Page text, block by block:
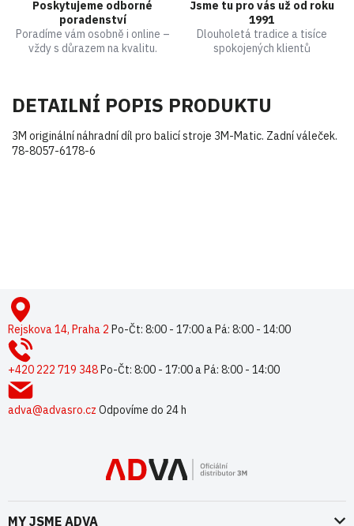
Poskytujeme odborné
poradenství
Poradíme vám osobně i online –
vždy s důrazem na kvalitu.
Jsme tu pro vás už od roku
1991
Dlouholetá tradice a tisíce
spokojených klientů
DETAILNÍ POPIS PRODUKTU
3M originální náhradní díl pro balicí stroje 3M-Matic. Zadní váleček.
78-8057-6178-6
pRejskova 14, Praha 2 Po-Čt: 8:00 - 17:00 a Pá: 8:00 - 14:00
+420 222 719 348Po-Čt: 8:00 - 17:00 a Pá: 8:00 - 14:00
adva@advasro.cz Odpovíme do 24 h
MY JSME ADVA